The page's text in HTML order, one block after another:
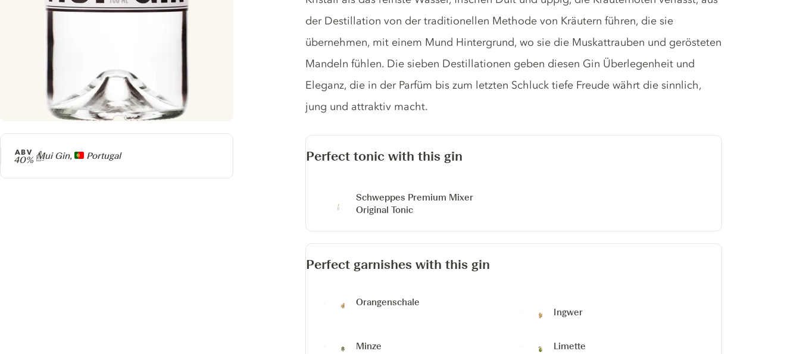
Producer
Mui Gin, Portugal
ABV
40%
der Destillation von der traditionellen Methode von Kräutern führen, die sie
übernehmen, mit einem Mund Hintergrund, wo sie die Muskattrauben und gerösteten
Mandeln fühlen. Die sieben Destillationen geben diesen Gin Überlegenheit und
Eleganz, die in der Parfüm bis zum letzten Schluck tiefe Freude währt die sinnlich,
jung und attraktiv macht.
Perfect tonic with this gin
Schweppes Premium Mixer
Original Tonic
Perfect garnishes with this gin
Orangenschale
Ingwer
Minze Limette